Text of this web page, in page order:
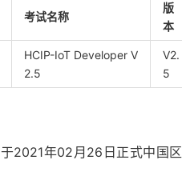
考试名称
版
本
HCIP-IoT Developer V
2.5
V2.
5
2021年02月26日正式中国区